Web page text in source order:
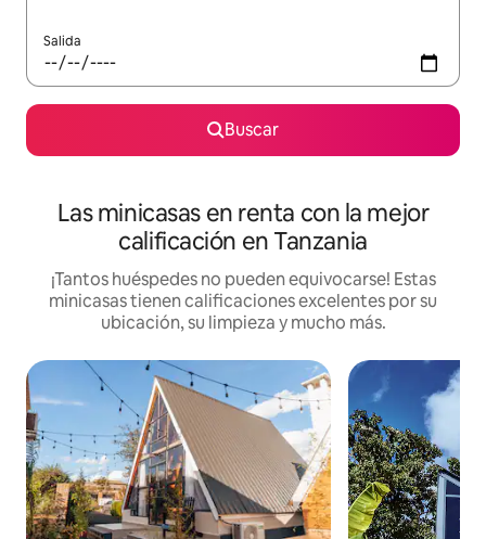
Salida
Buscar
Las minicasas en renta con la mejor
calificación en Tanzania
¡Tantos huéspedes no pueden equivocarse! Estas
minicasas tienen calificaciones excelentes por su
ubicación, su limpieza y mucho más.